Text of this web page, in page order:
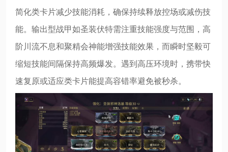
简化类卡片减少技能消耗，确保持续释放控场或减伤技
能。输出型战甲如圣装伏特需注重技能强度与范围，高
阶川流不息和聚精会神能增强技能效果，而瞬时坚毅可
缩短技能间隔保持高频爆发。遇到高压环境时，携带快
速复原或适应类卡片能提高容错率避免被秒杀。